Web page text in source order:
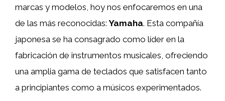
marcas y modelos, hoy nos enfocaremos en una
de las más reconocidas:Yamaha. Esta compañía
japonesa se ha consagrado como líder en la
fabricación de instrumentos musicales, ofreciendo
una amplia gama de teclados que satisfacen tanto
a principiantes como a músicos experimentados.